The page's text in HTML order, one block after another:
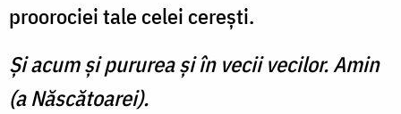
proorociei tale celei cereşti.
Şi acum şi pururea şi în vecii vecilor. Amin
(a Născătoarei).